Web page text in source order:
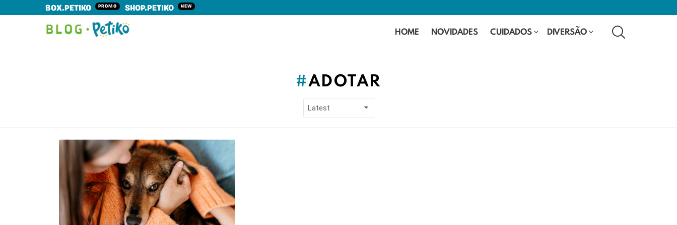
BOX.PETIKO PROMO SHOP.PETIKO NEW
HOME NOVIDADES CUIDADOS DIVERSÃO
ADOTAR
LATEST
STORIES